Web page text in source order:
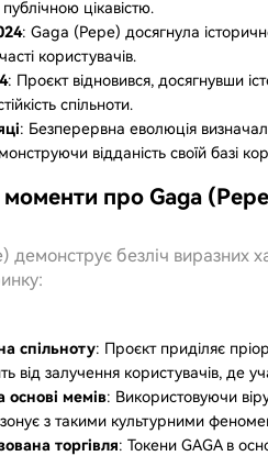
цікавістю.
: Gaga (Pepe) досягнула
користувачів.
: Проєкт відновився, досягнувши
спільноти.
: Безперервна еволюція
відданість своїй базі
про Gaga
демонструє безліч виразних
спільноту: Проєкт приділяє
від залучення користувачів, де
основі мемів: Використовуючи
з такими культурними
торгівля: Токени GAGA в